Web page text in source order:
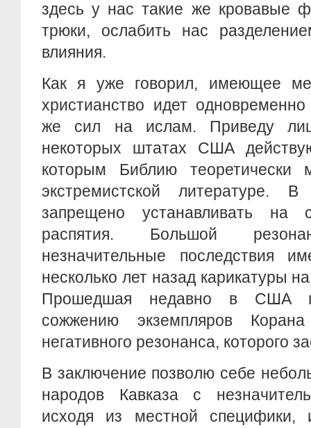
здесь у нас такие же кровавые
трюки, ослабить нас
влияния.
Как я уже говорил, имеющее
христианство идет
же сил на ислам. Приведу
некоторых штатах США
которым Библию теоретически
экстремистской
запрещено устанавливать на
распятия. Большой
незначительные последствия
несколько лет назад карикатуры
Прошедшая недавно в США
сожжению экземпляров
негативного резонанса, которого
В заключение позволю себе
народов Кавказа с
исходя из местной специфики,